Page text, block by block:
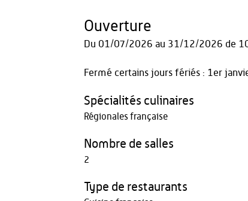
Ouverture
Du 01/07/2026 au 31/12/2026 de
Fermé certains jours fériés : 1er
Spécialités culinaires
Régionales française
Nombre de salles
2
Type de restaurants